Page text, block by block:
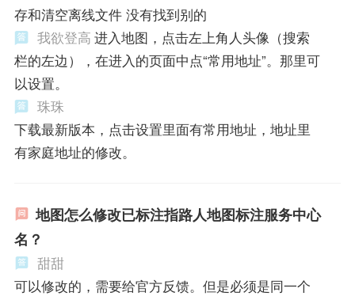
存和清空离线文件 没有找到别的
我欲登高 进入地图，点击左上角人头像（搜索
栏的左边），在进入的页面中点“常用地址”。那里可
以设置。
珠珠
下载最新版本，点击设置里面有常用地址，地址里
有家庭地址的修改。
地图怎么修改已标注指路人地图标注服务中心
名？
甜甜
可以修改的，需要给官方反馈。但是必须是同一个